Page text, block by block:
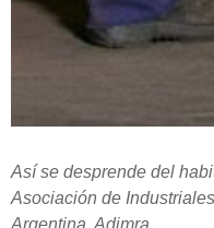
Así se desprende del
Asociación de